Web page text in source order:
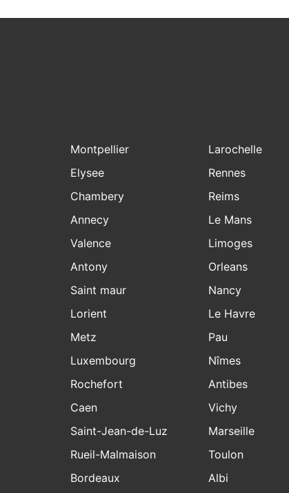
Montpellier
Elysee
Chambery
Annecy
Valence
Antony
Saint maur
Lorient
Metz
Luxembourg
Rochefort
Larochelle
Rennes
Reims
Le Mans
Limoges
Orleans
Nancy
Le Havre
Pau
Nîmes
Antibes
Caen
Saint-Jean-de-Luz
Rueil-Malmaison
Bordeaux
Vichy
Marseille
Toulon
Albi